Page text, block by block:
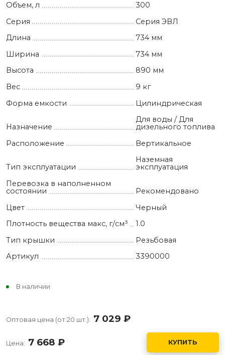
Объем, л
300
Серия
Серия ЭВЛ
Длина
734 мм
Ширина
734 мм
Высота
890 мм
Вес
9 кг
Форма емкости
Цилиндрическая
Назначение
Для воды / Для
дизельного топлива
Расположение
Вертикальное
Тип эксплуатации
Наземная
эксплуатация
Перевозка в наполненном
состоянии
Рекомендовано
Цвет
Черный
Плотность вещества макс, г/см³
1.0
Тип крышки
Резьбовая
Артикул
3390000
В наличии
Оптовая цена (от 20 шт.): 7 029
Цена: 7 668 КУПИТЬ